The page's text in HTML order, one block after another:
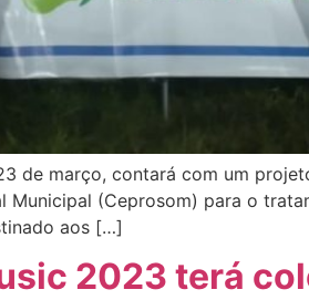
de março, contará com um
(Ceprosom) para o
aos […]
2023 terá